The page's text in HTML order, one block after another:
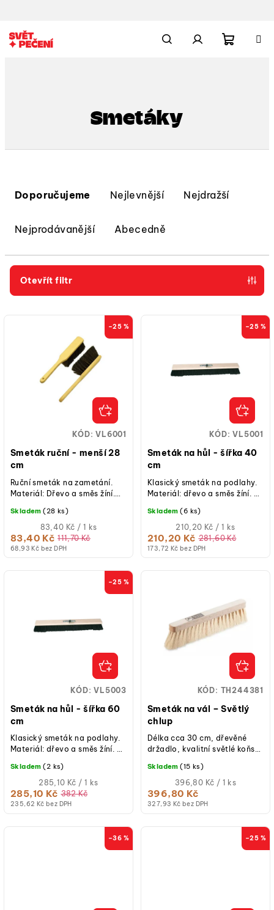
na
obsah
Smetáky
r
Doporučujeme Nejlevnější Nejdražší
Nejprodávanější Abecedně
Otevřít filtr
d
u
k
t
ů
–25 %
Smeták ruční - menší 28
cm
68,93 Kč bez DPH
83,40 Kč 111,70 Kč
Měrná
cena:
83,40 Kč / 1 ks
Skladem (28 ks)
Ruční smeták na zametání.
Materiál: Dřevo a směs žíní.
KÓD:VL6001
–25 %
Smeták na hůl - šířka 40
cm
173,72 Kč bez DPH
210,20 Kč 281,60 Kč
Měrná
cena:
210,20 Kč / 1 ks
Skladem (6 ks)
Klasický smeták na podlahy.
Materiál: dřevo a směs žíní. V
NÁSADA NENÍ SOUČÁSTÍ
BALENÍ.
KÓD:VL5001
–25 %
Smeták na hůl - šířka 60
cm
235,62 Kč bez DPH
285,10 Kč 382 Kč
Měrná
cena:
285,10 Kč / 1 ks
Skladem (2 ks)
Klasický smeták na podlahy.
Materiál: dřevo a směs žíní. V
NÁSADA NENÍ SOUČÁSTÍ
BALENÍ.
KÓD:VL5003
Smeták na vál – Světlý
chlup
327,93 Kč bez DPH
396,80 Kč
Měrná
cena:
396,80 Kč / 1 ks
Skladem (15 ks)
Délka cca 30 cm, dřevěné
držadlo, kvalitní světlé koňské
provedení.
KÓD: TH244381
–36 % –25 %